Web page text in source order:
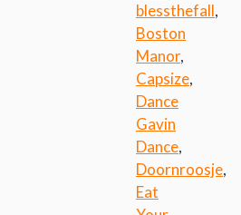
blessthefall,
Boston
Manor,
Capsize,
Dance
Gavin
Dance,
Doornroosje,
Eat